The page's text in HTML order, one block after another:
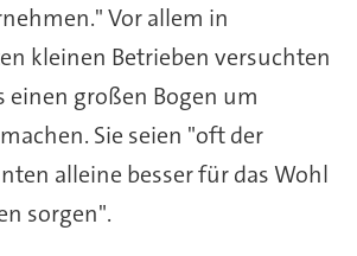
Vor allem in
kleinen Betrieben versuchten
einen großen Bogen um
Sie seien "oft der
alleine besser für das Wohl
sorgen".